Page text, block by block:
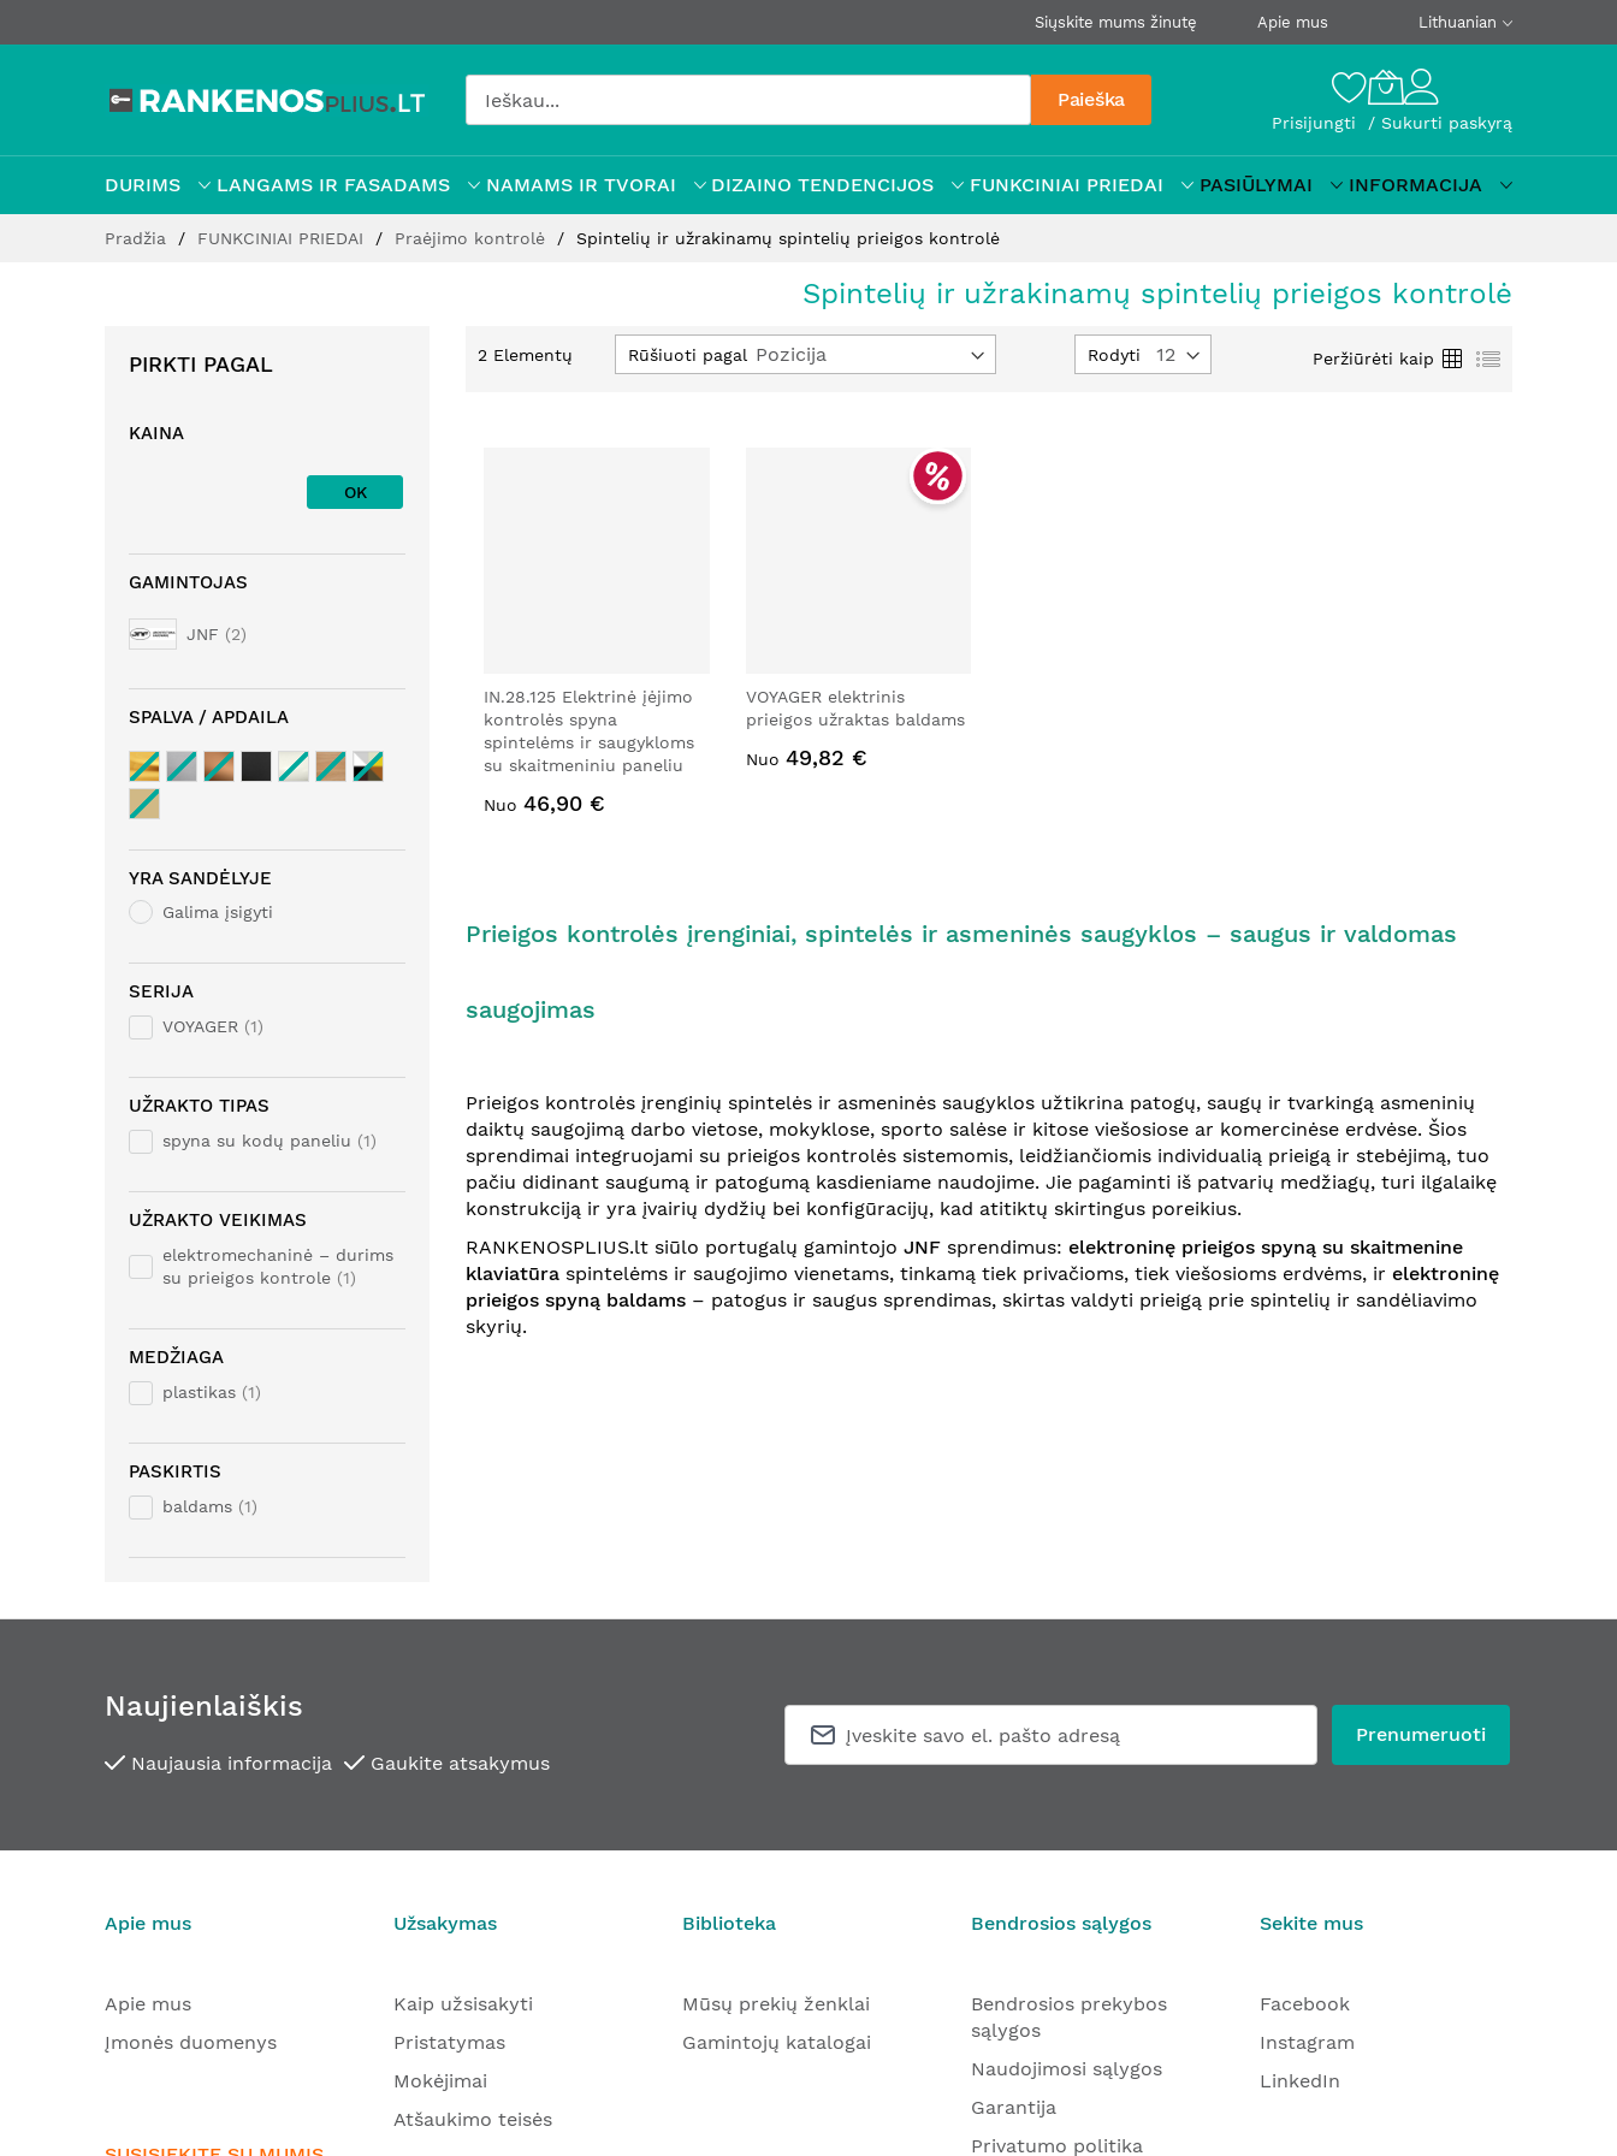
Siųskite mums žinutę Apie mus Lithuanian
Paieška
Prisijungti Sukurti paskyrą
DURIMS LANGAMS IR FASADAMS NAMAMS IR TVORAI DIZAINO TENDENCIJOS FUNKCINIAI PRIEDAI PASIŪLYMAI
INFORMACIJA
Pradžia FUNKCINIAI PRIEDAI Praėjimo kontrolė Spintelių ir užrakinamų spintelių prieigos kontrolė
Spintelių ir užrakinamų spintelių prieigos kontrolė
2 Elementų Rūšiuoti pagal Rodyti Peržiūrėti kaip
TinklelisSąrašas
IN.28.125 Elektrinė įėjimo
kontrolės spyna
spintelėms ir saugykloms
su skaitmeniniu paneliu
Nuo 46,90 €
VOYAGER elektrinis
prieigos užraktas baldams
Nuo 49,82 €
Prieigos kontrolės įrenginiai, spintelės ir asmeninės saugyklos – saugus ir valdomas
saugojimas
Prieigos kontrolės įrenginių spintelės ir asmeninės saugyklos užtikrina patogų, saugų ir tvarkingą asmeninių
daiktų saugojimą darbo vietose, mokyklose, sporto salėse ir kitose viešosiose ar komercinėse erdvėse. Šios
sprendimai integruojami su prieigos kontrolės sistemomis, leidžiančiomis individualią prieigą ir stebėjimą, tuo
pačiu didinant saugumą ir patogumą kasdieniame naudojime. Jie pagaminti iš patvarių medžiagų, turi ilgalaikę
konstrukciją ir yra įvairių dydžių bei konfigūracijų, kad atitiktų skirtingus poreikius.
RANKENOSPLIUS.lt siūlo portugalų gamintojo JNF sprendimus: elektroninę prieigos spyną su skaitmenine
klaviatūra spintelėms ir saugojimo vienetams, tinkamą tiek privačioms, tiek viešosioms erdvėms, ir elektroninę
prieigos spyną baldams – patogus ir saugus sprendimas, skirtas valdyti prieigą prie spintelių ir sandėliavimo
skyrių.
PIRKTI PAGAL
KAINA
OK
GAMINTOJAS
JNF 2
SPALVA / APDAILA
YRA SANDĖLYJE
Galima įsigyti
SERIJA
VOYAGER 1
UŽRAKTO TIPAS
spyna su kodų paneliu 1
UŽRAKTO VEIKIMAS
elektromechaninė – durims
su prieigos kontrole
1
MEDŽIAGA
plastikas 1
PASKIRTIS
baldams 1
Naujienlaiškis
Naujausia informacija Gaukite atsakymus
Prenumeruoti
Apie mus
Apie mus
Įmonės duomenys
Užsakymas
Kaip užsisakyti
Pristatymas
Mokėjimai
Atšaukimo teisės
Biblioteka
Mūsų prekių ženklai
Gamintojų katalogai
Bendrosios sąlygos
Bendrosios prekybos
sąlygos
Naudojimosi sąlygos
Garantija
Privatumo politika
Sekite mus
Facebook
Instagram
LinkedIn